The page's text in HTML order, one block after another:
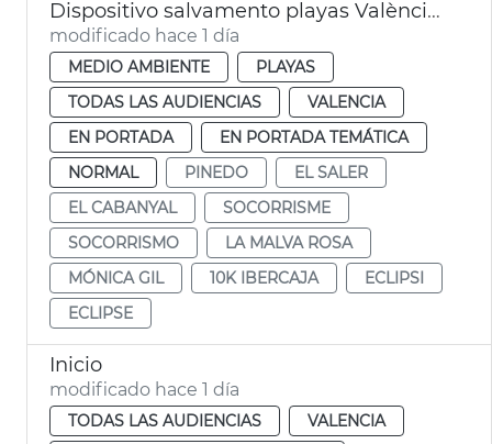
Dispositivo salvamento playas València eclipse
modificado hace 1 día
MEDIO AMBIENTE
PLAYAS
TODAS LAS AUDIENCIAS
VALENCIA
EN PORTADA
EN PORTADA TEMÁTICA
NORMAL
PINEDO
EL SALER
EL CABANYAL
SOCORRISME
SOCORRISMO
LA MALVA ROSA
MÓNICA GIL
10K IBERCAJA
ECLIPSI
ECLIPSE
Inicio
modificado hace 1 día
TODAS LAS AUDIENCIAS
VALENCIA